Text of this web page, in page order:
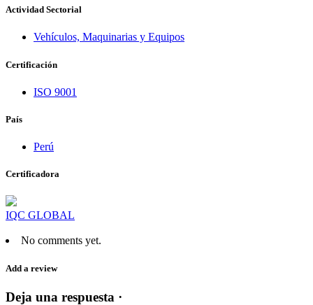
Actividad Sectorial
Vehículos, Maquinarias y Equipos
Certificación
ISO 9001
País
Perú
Certificadora
IQC GLOBAL
No comments yet.
Add a review
Deja una respuesta ·